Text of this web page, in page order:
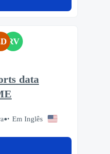
RV
data
Em Inglês